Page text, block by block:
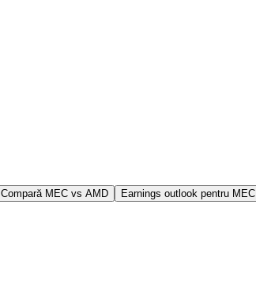
Compară MEC vs AMD Earnings outlook pentru MEC